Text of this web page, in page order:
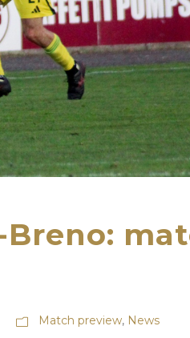
Match preview, News